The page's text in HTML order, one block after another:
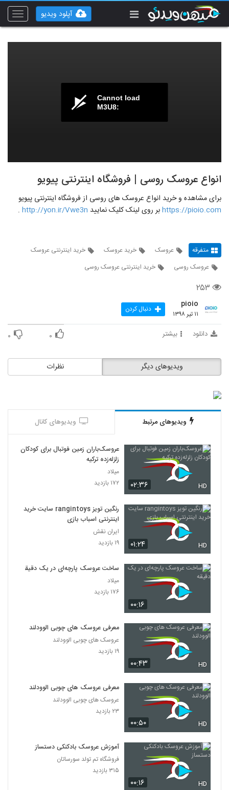
Toggle
آپلود ویدیو
Cannot load
M3U8:
انواع عروسک روسی | فروشگاه اینترنتی پیویو
برای مشاهده و خرید انواع عروسک های روسی از فروشگاه اینترنتی پیویو
https://pioio.comبر روی لینک کلیک نمایید http://yon.ir/Vwe3n
.
متفرقه عروسک خرید عروسک
خرید اینترنتی عروسک
عروسک روسی
خرید اینترنتی عروسک روسی
۲۵۳
pioio
۱۱ تیر ۱۳۹۸ دنبال کردن
دانلود بیشتر ۰ ۰
نظرات ویدیوهای دیگر
ویدیوهای مرتبط ویدیوهای کانال
۰۲:۳۶ HD
عروسک‌باران زمین فوتبال برای کودکان
زلزله‌زده ترکیه
میلاد
۱۷۲ بازدید
۰۱:۲۴ HD
رنگین تویز rangintoys سایت خرید
اینترنتی اسباب بازی
ایران نقش
۱۹ بازدید
۰۰:۱۶
ساخت عروسک پارچه‌ای در یک دقیقه
میلاد
۱۷۶ بازدید
۰۰:۴۳ HD
معرفی عروسک های چوبی الوودلند
عروسک های چوبی الوودلند
۱۹ بازدید
۰۰:۵۰ HD
معرفی عروسک های چوبی الوودلند
عروسک های چوبی الوودلند
۲۳ بازدید
۰۰:۱۶ HD
آموزش عروسک بادکنکی دستساز
فروشگاه تم تولد سورساتان
۳۱۵ بازدید